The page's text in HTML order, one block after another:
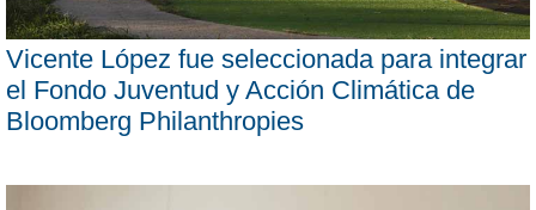
Vicente López fue seleccionada para integrar
el Fondo Juventud y Acción Climática de
Bloomberg Philanthropies